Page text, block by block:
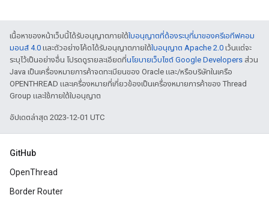
เนื้อหาของหน้าเว็บนี้ได้รับอนุญาตภายใต้ใบอนุญาตที่ต้องระบุที่มาของครีเอทีฟคอม
มอนส์ 4.0 และตัวอย่างโค้ดได้รับอนุญาตภายใต้ใบอนุญาต Apache 2.0 เว้นแต่จะ
ระบุไว้เป็นอย่างอื่น โปรดดูรายละเอียดที่นโยบายเว็บไซต์ Google Developers ส่วน
Java เป็นเครื่องหมายการค้าจดทะเบียนของ Oracle และ/หรือบริษัทในเครือ
OPENTHREAD และเครื่องหมายที่เกี่ยวข้องเป็นเครื่องหมายการค้าของ Thread
Group และใช้ภายใต้ใบอนุญาต
อัปเดตล่าสุด 2023-12-01 UTC
GitHub
OpenThread
Border Router